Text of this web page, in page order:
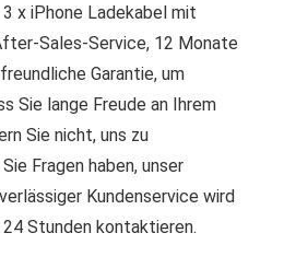
3 x iPhone Ladekabel mit
Sales-Service, 12 Monate
Garantie, um
Sie lange Freude an Ihrem
Sie nicht, uns zu
Fragen haben, unser
Kundenservice wird
24 Stunden kontaktieren.